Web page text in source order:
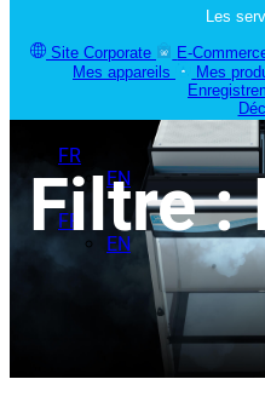
Les
Site Corporate
E-
Mes appareils
Mes
FR
EN
FR
EN
Filtre :